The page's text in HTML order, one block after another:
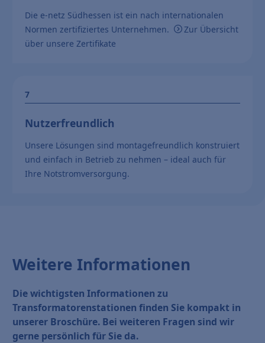
Die e-netz Südhessen ist ein nach internationalen
Normen zertifiziertes Unternehmen.
Zur Übersicht
über unsere Zertifikate
Nutzerfreundlich
Unsere Lösungen sind montagefreundlich konstruiert
und einfach in Betrieb zu nehmen – ideal auch für
Ihre Notstromversorgung.
Weitere Informationen
Die wichtigsten Informationen zu
Transformatorenstationen finden Sie kompakt in
unserer Broschüre. Bei weiteren Fragen sind wir
gerne persönlich für Sie da.